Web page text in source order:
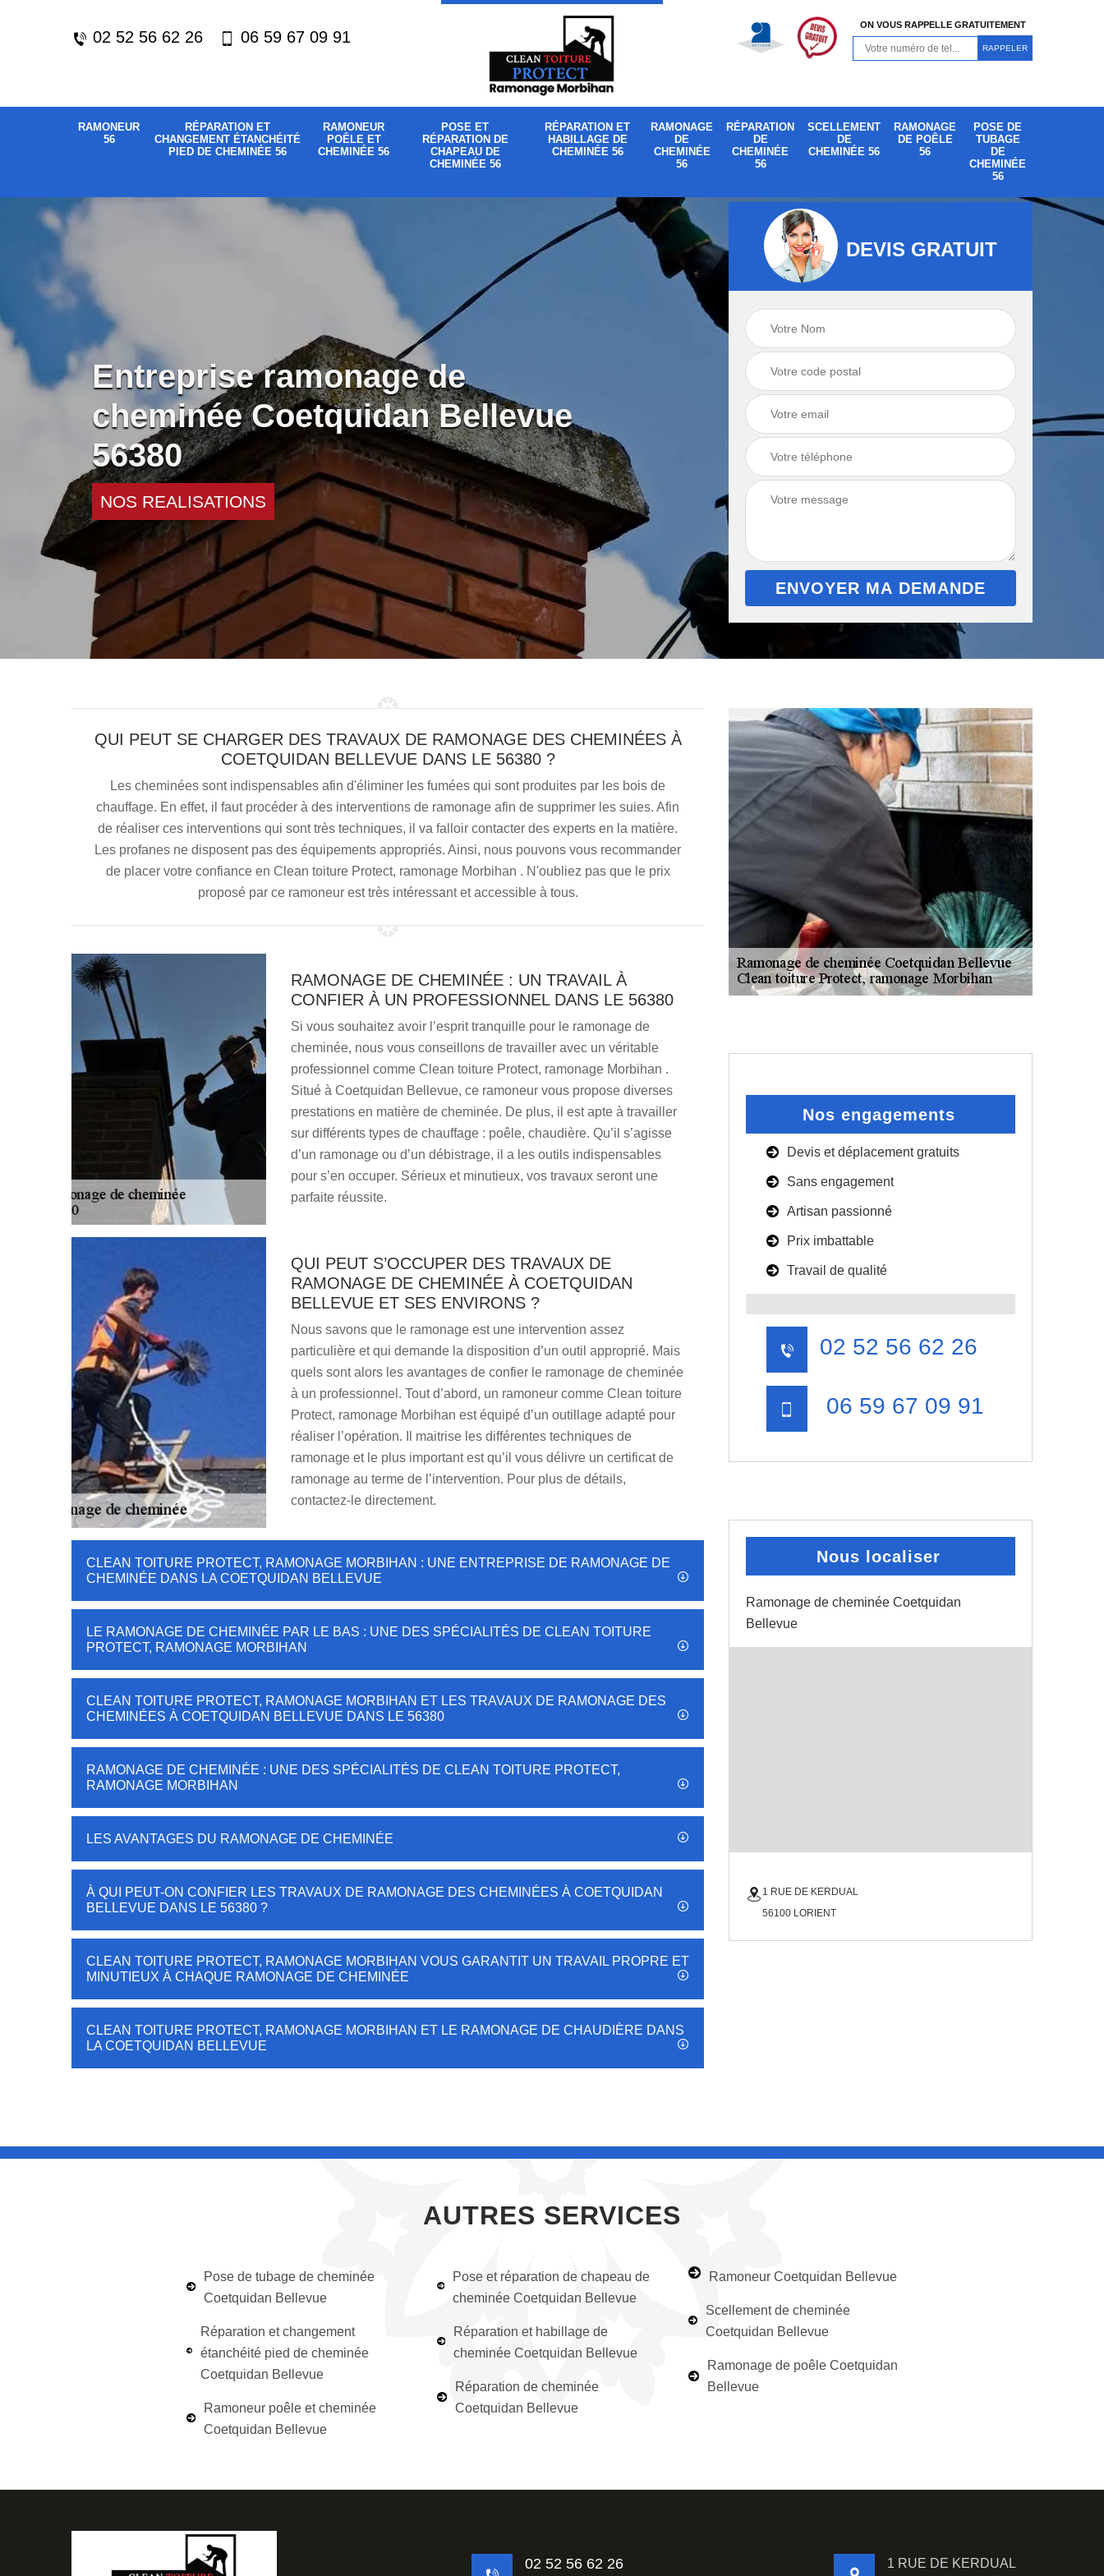
02 52 56 62 26 06 59 67 09 91
ON VOUS RAPPELLE GRATUITEMENT
RAMONEUR
56
RÉPARATION ET
CHANGEMENT ÉTANCHÉITÉ
PIED DE CHEMINÉE 56
RAMONEUR
POÊLE ET
CHEMINÉE 56
POSE ET
RÉPARATION DE
CHAPEAU DE
CHEMINÉE 56
RÉPARATION ET
HABILLAGE DE
CHEMINÉE 56
RAMONAGE
DE
CHEMINÉE
56
RÉPARATION
DE
CHEMINÉE
56
SCELLEMENT
DE
CHEMINÉE 56
RAMONAGE
DE POÊLE
56
POSE DE
TUBAGE
DE
CHEMINÉE
56
Entreprise ramonage de
cheminée Coetquidan Bellevue
56380
NOS REALISATIONS
DEVIS GRATUIT
QUI PEUT SE CHARGER DES TRAVAUX DE RAMONAGE DES CHEMINÉES À
COETQUIDAN BELLEVUE DANS LE 56380 ?
Les cheminées sont indispensables afin d'éliminer les fumées qui sont produites par les bois de
chauffage. En effet, il faut procéder à des interventions de ramonage afin de supprimer les suies. Afin
de réaliser ces interventions qui sont très techniques, il va falloir contacter des experts en la matière.
Les profanes ne disposent pas des équipements appropriés. Ainsi, nous pouvons vous recommander
de placer votre confiance en Clean toiture Protect, ramonage Morbihan . N'oubliez pas que le prix
proposé par ce ramoneur est très intéressant et accessible à tous.
RAMONAGE DE CHEMINÉE : UN TRAVAIL À
CONFIER À UN PROFESSIONNEL DANS LE 56380
Si vous souhaitez avoir l’esprit tranquille pour le ramonage de
cheminée, nous vous conseillons de travailler avec un véritable
professionnel comme Clean toiture Protect, ramonage Morbihan .
Situé à Coetquidan Bellevue, ce ramoneur vous propose diverses
prestations en matière de cheminée. De plus, il est apte à travailler
sur différents types de chauffage : poêle, chaudière. Qu’il s’agisse
d’un ramonage ou d’un débistrage, il a les outils indispensables
pour s’en occuper. Sérieux et minutieux, vos travaux seront une
parfaite réussite.
QUI PEUT S’OCCUPER DES TRAVAUX DE
RAMONAGE DE CHEMINÉE À COETQUIDAN
BELLEVUE ET SES ENVIRONS ?
Nous savons que le ramonage est une intervention assez
particulière et qui demande la disposition d’un outil approprié. Mais
quels sont alors les avantages de confier le ramonage de cheminée
à un professionnel. Tout d’abord, un ramoneur comme Clean toiture
Protect, ramonage Morbihan est équipé d’un outillage adapté pour
réaliser l’opération. Il maitrise les différentes techniques de
ramonage et le plus important est qu’il vous délivre un certificat de
ramonage au terme de l’intervention. Pour plus de détails,
contactez-le directement.
CLEAN TOITURE PROTECT, RAMONAGE MORBIHAN : UNE ENTREPRISE DE RAMONAGE DE
CHEMINÉE DANS LA COETQUIDAN BELLEVUE
LE RAMONAGE DE CHEMINÉE PAR LE BAS : UNE DES SPÉCIALITÉS DE CLEAN TOITURE
PROTECT, RAMONAGE MORBIHAN
CLEAN TOITURE PROTECT, RAMONAGE MORBIHAN ET LES TRAVAUX DE RAMONAGE DES
CHEMINÉES À COETQUIDAN BELLEVUE DANS LE 56380
RAMONAGE DE CHEMINÉE : UNE DES SPÉCIALITÉS DE CLEAN TOITURE PROTECT,
RAMONAGE MORBIHAN
LES AVANTAGES DU RAMONAGE DE CHEMINÉE
À QUI PEUT-ON CONFIER LES TRAVAUX DE RAMONAGE DES CHEMINÉES À COETQUIDAN
BELLEVUE DANS LE 56380 ?
CLEAN TOITURE PROTECT, RAMONAGE MORBIHAN VOUS GARANTIT UN TRAVAIL PROPRE ET
MINUTIEUX À CHAQUE RAMONAGE DE CHEMINÉE
CLEAN TOITURE PROTECT, RAMONAGE MORBIHAN ET LE RAMONAGE DE CHAUDIÈRE DANS
LA COETQUIDAN BELLEVUE
Nos engagements
Devis et déplacement gratuits
Sans engagement
Artisan passionné
Prix imbattable
Travail de qualité
02 52 56 62 26
06 59 67 09 91
Nous localiser
Ramonage de cheminée Coetquidan
Bellevue
1 RUE DE KERDUAL
56100 LORIENT
AUTRES SERVICES
Pose de tubage de cheminée
Coetquidan Bellevue
Réparation et changement
étanchéité pied de cheminée
Coetquidan Bellevue
Ramoneur poêle et cheminée
Coetquidan Bellevue
Pose et réparation de chapeau de
cheminée Coetquidan Bellevue
Réparation et habillage de
cheminée Coetquidan Bellevue
Réparation de cheminée
Coetquidan Bellevue
Ramoneur Coetquidan Bellevue
Scellement de cheminée
Coetquidan Bellevue
Ramonage de poêle Coetquidan
Bellevue
02 52 56 62 26 1 RUE DE KERDUAL